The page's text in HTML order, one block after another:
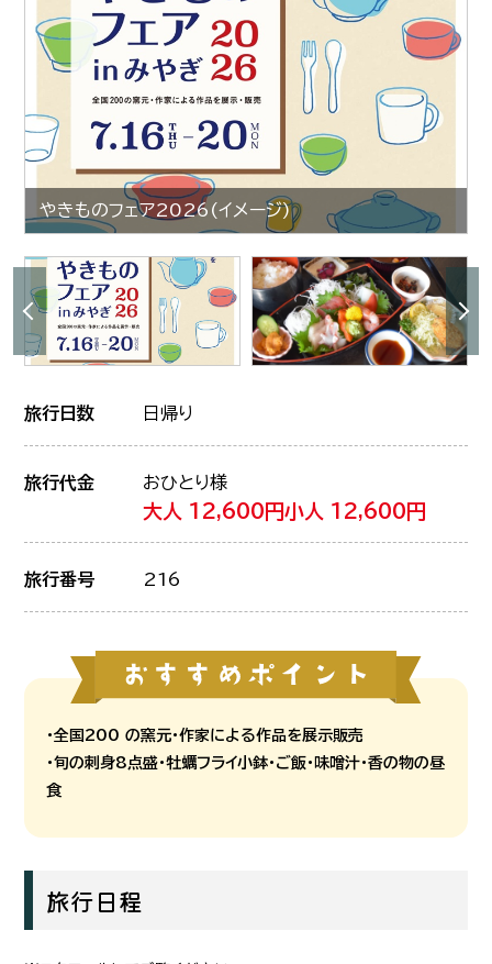
やきものフェア2026(イメージ)
旅行日数 日帰り
旅行代金 おひとり様
大人 12,600円小人 12,600円
旅行番号 216
・全国200 の窯元・作家による作品を展示販売
・旬の刺身8点盛・牡蠣フライ小鉢・ご飯・味噌汁・香の物の昼
食
旅行日程